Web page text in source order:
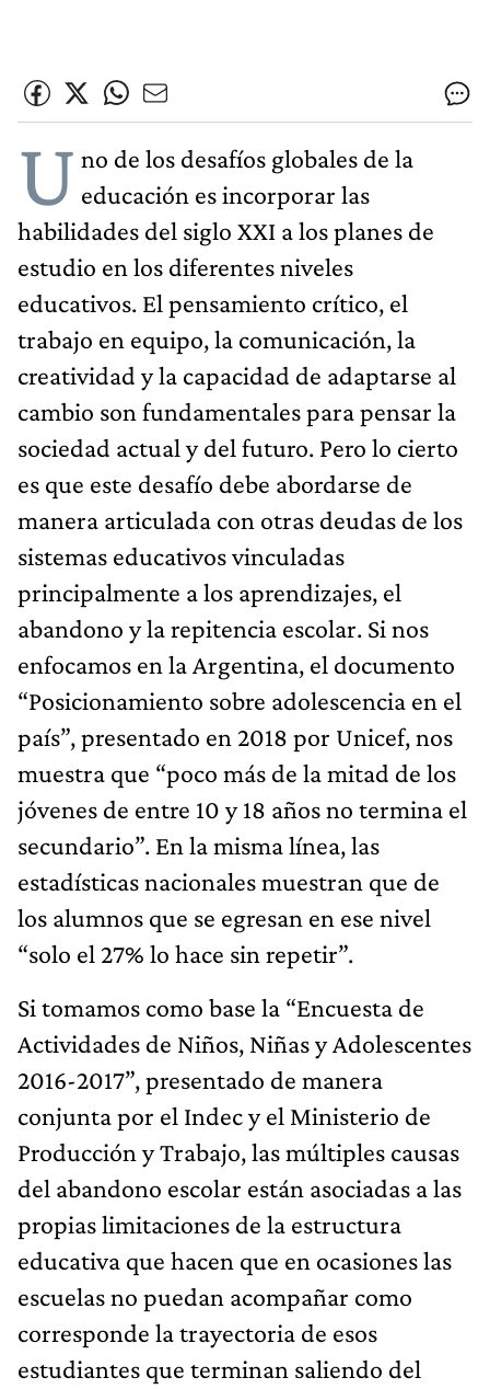
U no de los desafíos globales de la
educación es incorporar las
habilidades del siglo XXI a los planes de
estudio en los diferentes niveles
educativos. El pensamiento crítico, el
trabajo en equipo, la comunicación, la
creatividad y la capacidad de adaptarse al
cambio son fundamentales para pensar la
sociedad actual y del futuro. Pero lo cierto
es que este desafío debe abordarse de
manera articulada con otras deudas de los
sistemas educativos vinculadas
principalmente a los aprendizajes, el
abandono y la repitencia escolar. Si nos
enfocamos en la Argentina, el documento
“Posicionamiento sobre adolescencia en el
país”, presentado en 2018 por Unicef, nos
muestra que “poco más de la mitad de los
jóvenes de entre 10 y 18 años no termina el
secundario”. En la misma línea, las
estadísticas nacionales muestran que de
los alumnos que se egresan en ese nivel
“solo el 27% lo hace sin repetir”.
Si tomamos como base la “Encuesta de
Actividades de Niños, Niñas y Adolescentes
2016-2017”, presentado de manera
conjunta por el Indec y el Ministerio de
Producción y Trabajo, las múltiples causas
del abandono escolar están asociadas a las
propias limitaciones de la estructura
educativa que hacen que en ocasiones las
escuelas no puedan acompañar como
corresponde la trayectoria de esos
estudiantes que terminan saliendo del